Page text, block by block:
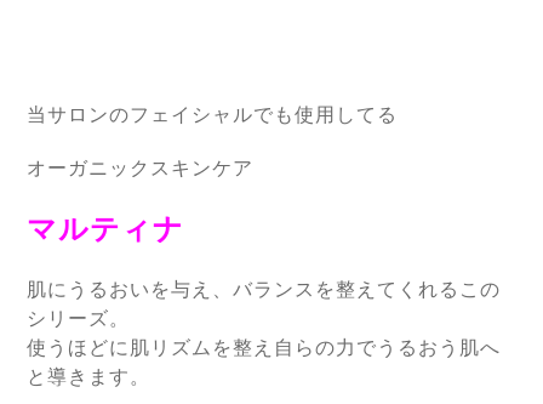
当サロンのフェイシャルでも使用してる
オーガニックスキンケア
マルティナ
肌にうるおいを与え、バランスを整えてくれるこの
シリーズ。
使うほどに肌リズムを整え自らの力でうるおう肌へ
と導きます。